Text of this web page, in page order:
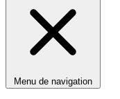
Menu de navigation